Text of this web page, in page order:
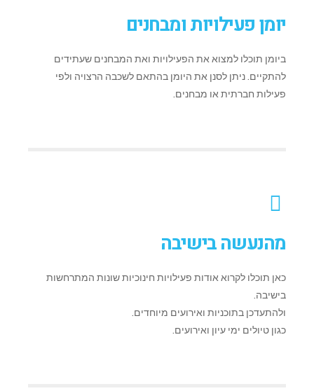
יומן פעילויות ומבחנים
ביומן תוכלו למצוא את הפעילויות ואת המבחנים שעתידים
להתקיים. ניתן לסנן את היומן בהתאם לשכבה הרצויה ולפי
פעילות חברתית או מבחנים.
מהנעשה בישיבה
כאן תוכלו לקרוא אודות פעילויות חינוכיות שונות המתרחשות
בישיבה.
ולהתעדכן בתוכניות ואירועים מיוחדים.
כגון טיולים ימי עיון ואירועים.